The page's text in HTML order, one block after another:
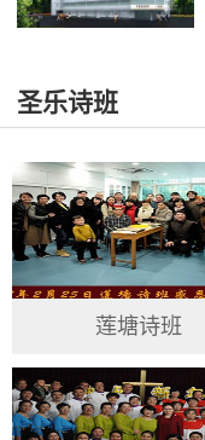
圣乐诗班
莲塘诗班